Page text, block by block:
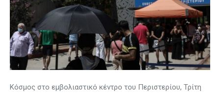
Κόσμος στο εμβολιαστικό κέντρο του Περιστερίου, Τρίτη